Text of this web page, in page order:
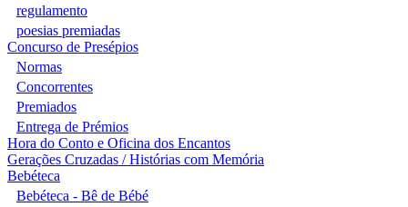
regulamento
poesias premiadas
Concurso de Presépios
Normas
Concorrentes
Premiados
Entrega de Prémios
Hora do Conto e Oficina dos Encantos
Gerações Cruzadas / Histórias com Memória
Bebéteca
Bebéteca - Bê de Bébé